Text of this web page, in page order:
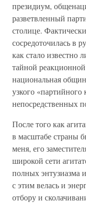
президиум,
разветвленный
столице.
сосредоточилась в
как стало известно
тайной
национальная
узкого
непосредственных
После того как
в масштабе страны
меня, его
широкой сети
полных энтузиазма
с этим велась и
отбору и